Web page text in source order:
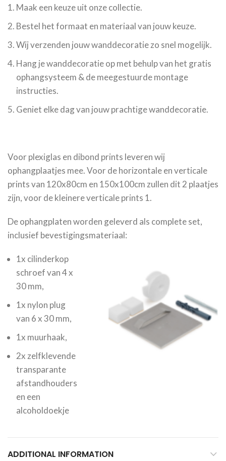
Maak een keuze uit onze collectie.
Bestel het formaat en materiaal van jouw keuze.
Wij verzenden jouw wanddecoratie zo snel mogelijk.
Hang je wanddecoratie op met behulp van het gratis
ophangsysteem & de meegestuurde montage
instructies.
Geniet elke dag van jouw prachtige wanddecoratie.
Voor plexiglas en dibond prints leveren wij
ophangplaatjes mee. Voor de horizontale en verticale
prints van 120x80cm en 150x100cm zullen dit 2 plaatjes
zijn, voor de kleinere verticale prints 1.
De ophangplaten worden geleverd als complete set,
inclusief bevestigingsmateriaal:
1x cilinderkop
schroef van 4 x
30 mm,
1x nylon plug
van 6 x 30 mm,
1x muurhaak,
2x zelfklevende
transparante
afstandhouders
en een
alcoholdoekje
ADDITIONAL INFORMATION